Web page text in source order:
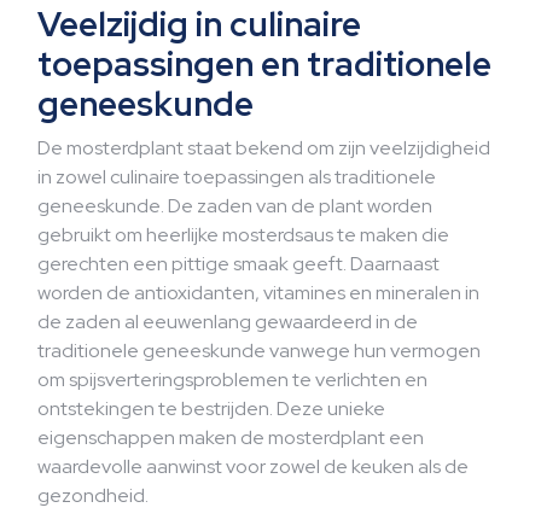
Veelzijdig in culinaire
toepassingen en traditionele
geneeskunde
De mosterdplant staat bekend om zijn veelzijdigheid
in zowel culinaire toepassingen als traditionele
geneeskunde. De zaden van de plant worden
gebruikt om heerlijke mosterdsaus te maken die
gerechten een pittige smaak geeft. Daarnaast
worden de antioxidanten, vitamines en mineralen in
de zaden al eeuwenlang gewaardeerd in de
traditionele geneeskunde vanwege hun vermogen
om spijsverteringsproblemen te verlichten en
ontstekingen te bestrijden. Deze unieke
eigenschappen maken de mosterdplant een
waardevolle aanwinst voor zowel de keuken als de
gezondheid.